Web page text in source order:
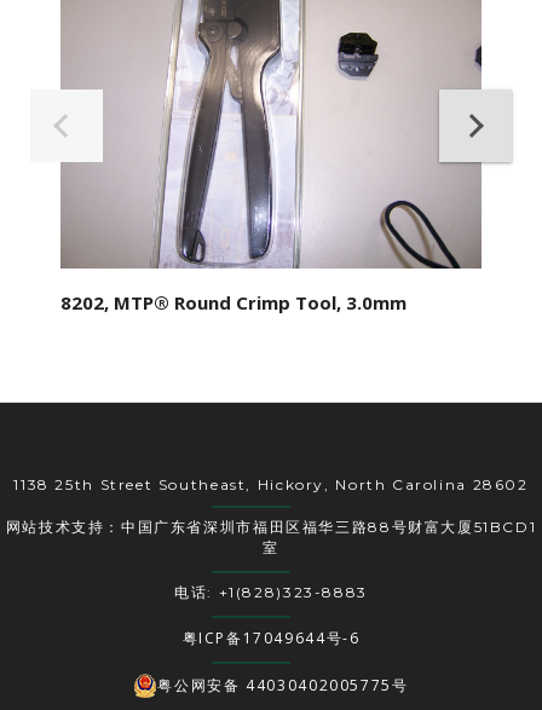
8202, MTP® Round Crimp Tool, 3.0mm
1138 25th Street Southeast, Hickory, North Carolina 28602
网站技术支持：中国广东省深圳市福田区福华三路88号财富大厦51BCD1
室
电话: +1(828)323-8883
粤ICP备17049644号-6
粤公网安备 44030402005775号